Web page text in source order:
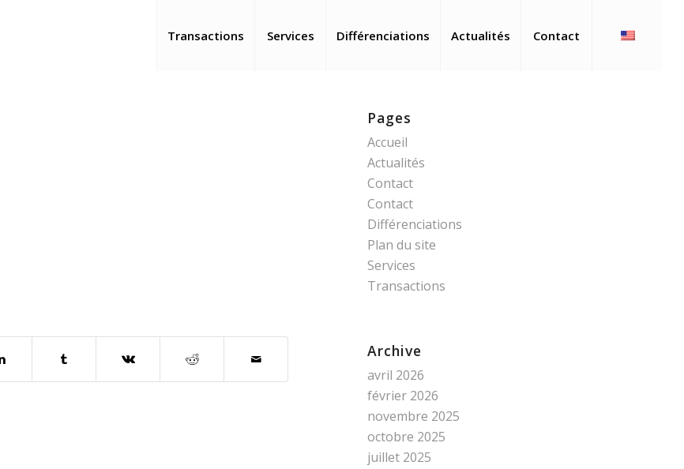
Transactions Services Différenciations Actualités Contact
Pages
Accueil
Actualités
Contact
Contact
Différenciations
Plan du site
Services
Transactions
Archive
avril 2026
février 2026
novembre 2025
octobre 2025
juillet 2025